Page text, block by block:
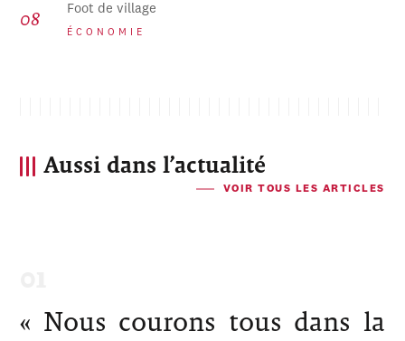
Foot de village
ÉCONOMIE
Aussi dans l’actualité
VOIR TOUS LES ARTICLES
« Nous courons tous dans la